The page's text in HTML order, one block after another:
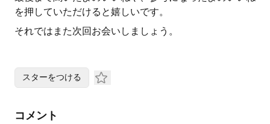
を押していただけると嬉しいです。
それではまた次回お会いしましょう。
スターをつける
コメント